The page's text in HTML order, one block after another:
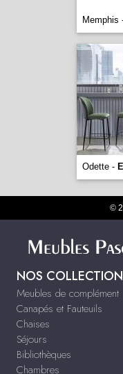
Memphis
Odette -
©
NOS
Meubles de complément
Canapés et Fauteuils
Chaises
Séjours
Bibliothèques
Chambres